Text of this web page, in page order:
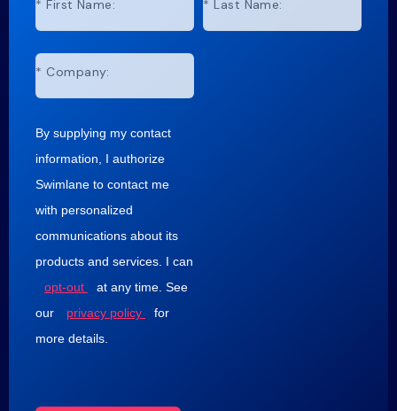
* First Name: * Last Name:
* Company:
By supplying my contact
information, I authorize
Swimlane to contact me
with personalized
communications about its
products and services. I can
opt-out
at any time. See
our
privacy policy
for
more details.